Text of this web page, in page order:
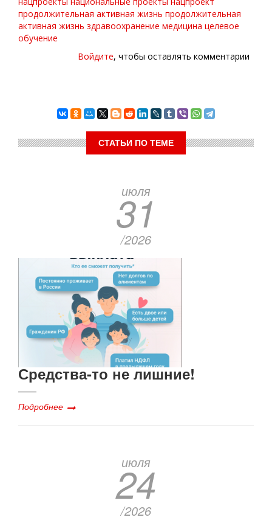
продолжительная активная жизнь продолжительная
активная жизнь здравоохранение медицина целевое
обучение
Войдите, чтобы оставлять комментарии
СТАТЬИ ПО ТЕМЕ
июля
31
/2026
Средства-то не лишние!
Подробнее
июля
24
/2026